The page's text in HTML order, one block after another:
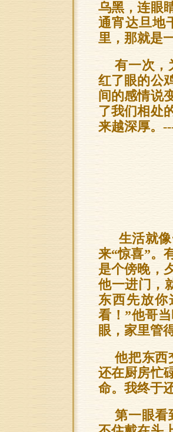
乌黑，连眼
通宵达旦地
里，那就是
有一次，
红了眼的公
间的感情说
了我们相处
来越深厚。
生活就
来“惊喜”。
是个傍晚，
他一进门，
东西先放你
看！”他哥
眼，家里管
他把东西
还在厨房忙
命。我终于
第一眼看